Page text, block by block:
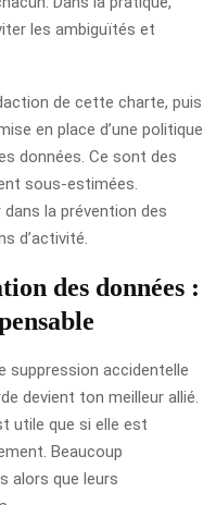
les ambiguïtés et
de cette charte, puis
en place d’une politique
données. Ce sont des
sous-estimées.
la prévention des
d’activité.
des données :
suppression accidentelle
devient ton meilleur allié.
utile que si elle est
Beaucoup
alors que leurs